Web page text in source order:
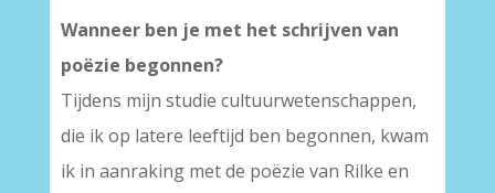
Wanneer ben je met het schrijven van
poëzie begonnen?
Tijdens mijn studie cultuurwetenschappen,
die ik op latere leeftijd ben begonnen, kwam
ik in aanraking met de poëzie van Rilke en